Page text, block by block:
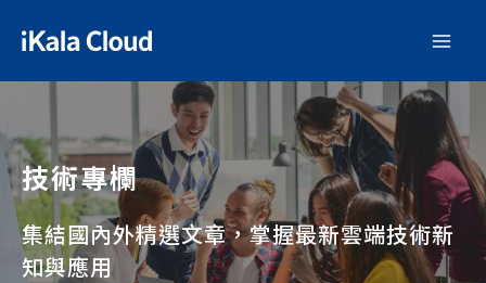
技術專欄
集結國內外精選文章，掌握最新雲端技術新
知與應用